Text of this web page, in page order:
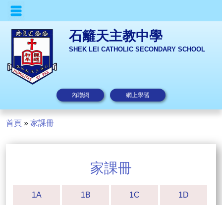
石籬天主教中學
SHEK LEI CATHOLIC SECONDARY SCHOOL
內聯網 網上學習
首頁 » 家課冊
家課冊
1A 1B 1C 1D